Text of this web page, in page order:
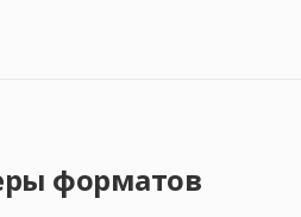
форматов